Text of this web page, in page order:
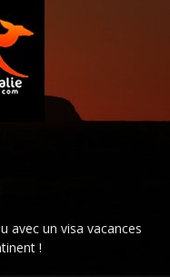
avec un visa vacances
!